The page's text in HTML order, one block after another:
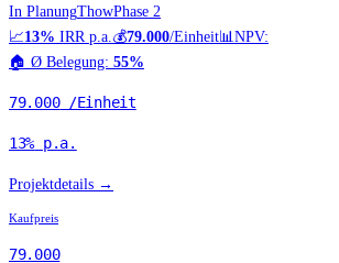
In PlanungThowPhase 2
📈13% IRR p.a. 💰79.000/Einheit📊NPV:
🏠 Ø Belegung: 55%
79.000/Einheit
13%p.a.
Projektdetails →
Kaufpreis
79.000